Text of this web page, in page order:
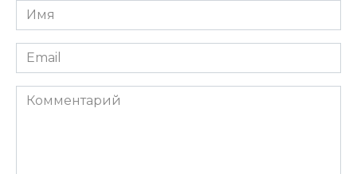
Имя
*
Email
*
Комментарий